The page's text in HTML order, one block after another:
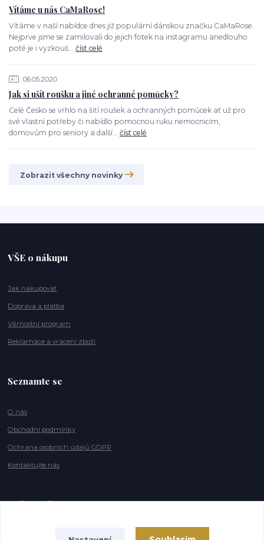
Vítáme u nás CaMaRose!
Vítáme v naší nabídce dnes již populární dánskou značku CaMaRose.
Nejprve jsme se zamilovali do jejich fotek na instagramu anedlouho
poté je i vyzkouš... číst celé
06.05.2020
Jak si ušít roušku a jiné ochranné pomůcky?
Celé Česko se vrhlo na šití roušek a ochranných pomůcek ať už pro
své vlastní potřeby či nabídlo pomocnou ruku nemocnicím,
domovům pro seniory a další... číst celé
Zobrazit všechny novinky
VŠE o nákupu
Jak nakupovat
Doprava a platba
Věrnostní program
Reklamace a vrácení zboží
Seznamte se
O nás
Obchodní podmínky
Ochrana osobních údajů GDPR
Kontaktujte nás
Naše značky